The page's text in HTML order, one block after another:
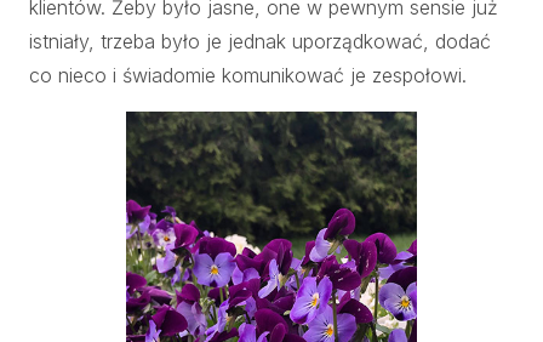
klientów. Żeby było jasne, one w pewnym sensie już
istniały, trzeba było je jednak uporządkować, dodać
co nieco i świadomie komunikować je zespołowi.